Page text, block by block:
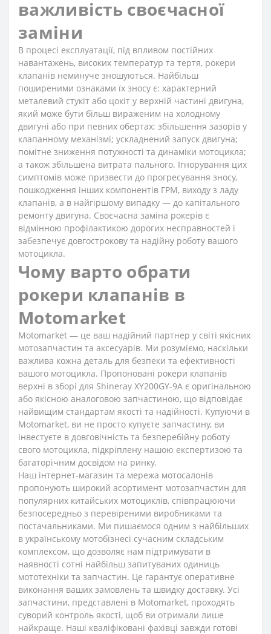
важливість своєчасної
заміни
В процесі експлуатації, під впливом постійних
навантажень, високих температур та тертя, рокери
клапанів неминуче зношуються. Найбільш
поширеними ознаками їх зносу є: характерний
металевий стукіт або цокіт у верхній частині двигуна,
який може бути більш вираженим на холодному
двигуні або при певних обертах; збільшення зазорів у
клапанному механізмі; ускладнений запуск двигуна;
помітне зниження потужності та динаміки мотоцикла;
а також збільшена витрата пального. Ігнорування цих
симптомів може призвести до прогресування зносу,
пошкодження інших компонентів ГРМ, виходу з ладу
клапанів, а в найгіршому випадку — до капітального
ремонту двигуна. Своєчасна заміна рокерів є
відмінною профілактикою дорогих несправностей і
забезпечує довгострокову та надійну роботу вашого
мотоцикла.
Чому варто обрати
рокери клапанів в
Motomarket
Motomarket — це ваш надійний партнер у світі якісних
мотозапчастин та аксесуарів. Ми розуміємо, наскільки
важлива кожна деталь для безпеки та ефективності
вашого мотоцикла. Пропоновані рокери клапанів
верхні в зборі для Shineray XY200GY-9A є оригінальною
або якісною аналоговою запчастиною, що відповідає
найвищим стандартам якості та надійності. Купуючи в
Motomarket, ви не просто купуєте запчастину, ви
інвестуєте в довговічність та безперебійну роботу
свого мотоцикла, підкріплену нашою експертизою та
багаторічним досвідом на ринку.
Наш інтернет-магазин та мережа мотосалонів
пропонують широкий асортимент мотозапчастин для
популярних китайських мотоциклів, співпрацюючи
безпосередньо з перевіреними виробниками та
постачальниками. Ми пишаємося одним з найбільших
в українському мотобізнесі сучасним складським
комплексом, що дозволяє нам підтримувати в
наявності сотні найбільш запитуваних одиниць
мототехніки та запчастин. Це гарантує оперативне
виконання ваших замовлень та швидку доставку. Усі
запчастини, представлені в Motomarket, проходять
суворий контроль якості, щоб ви отримали лише
найкраще. Наші кваліфіковані фахівці завжди готові